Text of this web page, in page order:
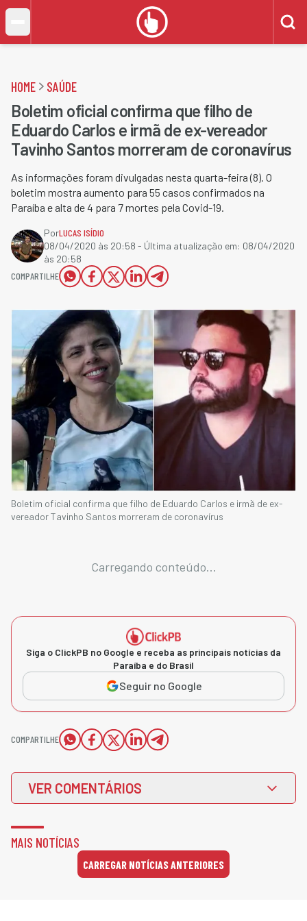
HOME SAÚDE
Boletim oficial confirma que filho de
Eduardo Carlos e irmã de ex-vereador
Tavinho Santos morreram de coronavírus
As informações foram divulgadas nesta quarta-feira (8). O
boletim mostra aumento para 55 casos confirmados na
Paraíba e alta de 4 para 7 mortes pela Covid-19.
PorLUCAS ISÍDIO
08/04/2020 às 20:58 - Última atualização em: 08/04/2020
às 20:58
COMPARTILHE
Boletim oficial confirma que filho de Eduardo Carlos e irmã de ex-
vereador Tavinho Santos morreram de coronavírus
Carregando conteúdo...
Siga o ClickPB no Google e receba as principais notícias da
Paraíba e do Brasil
Seguir no Google
COMPARTILHE
VER COMENTÁRIOS
MAIS NOTÍCIAS
CARREGAR NOTÍCIAS ANTERIORES